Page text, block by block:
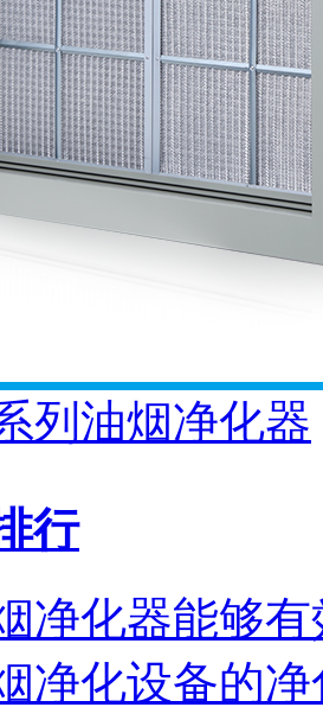
列油烟净化器
行
净化器能够
净化设备的